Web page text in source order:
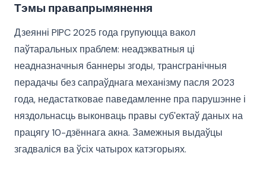
Тэмы правапрымянення
Дзеянні PIPC 2025 года групуюцца вакол
паўтаральных праблем: неадэкватныя ці
неадназначныя баннеры згоды, трансгранічныя
перадачы без сапраўднага механізму пасля 2023
года, недастатковае паведамленне пра парушэнне і
няздольнасць выконваць правы суб'ектаў даных на
працягу 10-дзённага акна. Замежныя выдаўцы
згадваліся ва ўсіх чатырох катэгорыях.